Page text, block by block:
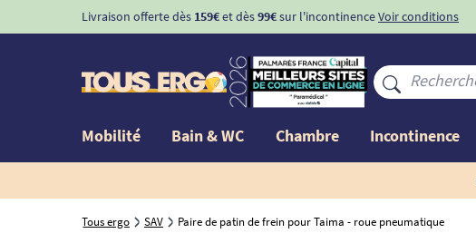
Livraison offerte dès 159€et dès99€sur l'incontinenceVoir conditions
Mobilité Bain & WC Chambre Incontinence
Tous ergo SAV Paire de patin de frein pour Taima - roue pneumatique